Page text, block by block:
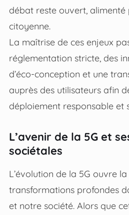
débat reste ouvert,
citoyenne.
La maîtrise de ces enjeux
réglementation stricte, des
d’éco-conception et une
auprès des utilisateurs afin
déploiement responsable et
L’avenir de la 5G et
sociétales
L’évolution de la 5G ouvre
transformations profondes
et notre société. Alors que